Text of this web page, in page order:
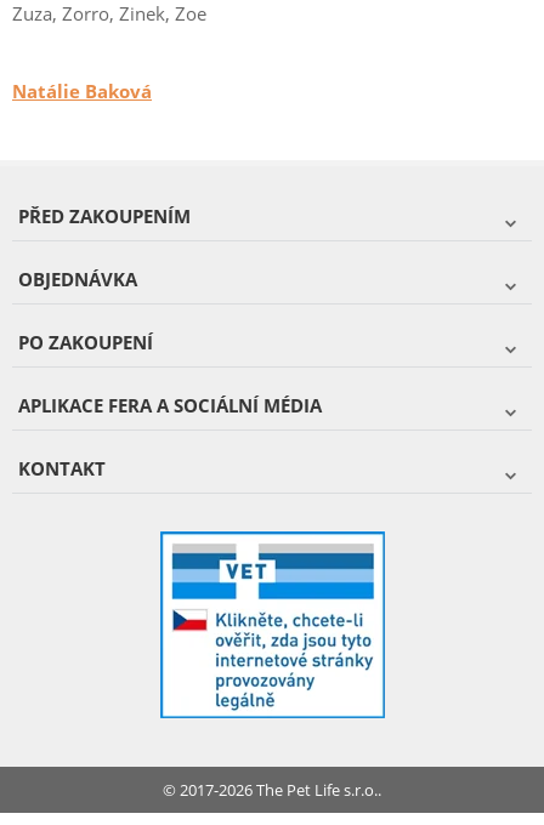
Zuza, Zorro, Zinek, Zoe
Natálie Baková
PŘED ZAKOUPENÍM
OBJEDNÁVKA
PO ZAKOUPENÍ
APLIKACE FERA A SOCIÁLNÍ MÉDIA
KONTAKT
© 2017-2026 The Pet Life s.r.o..